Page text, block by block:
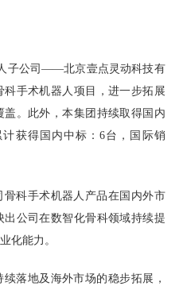
子公司——北京壹点灵动科技有
手术机器人项目，进一步拓展
盖。此外，本集团持续取得国内
获得国内中标：6台，国际销
科手术机器人产品在国内外市
公司在数智化骨科领域持续提
化能力。
落地及海外市场的稳步拓展，